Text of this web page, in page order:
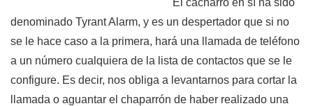
denominado Tyrant Alarm, y es un despertador que si no
se le hace caso a la primera, hará una llamada de teléfono
a un número cualquiera de la lista de contactos que se le
configure. Es decir, nos obliga a levantarnos para cortar la
llamada o aguantar el chaparrón de haber realizado una